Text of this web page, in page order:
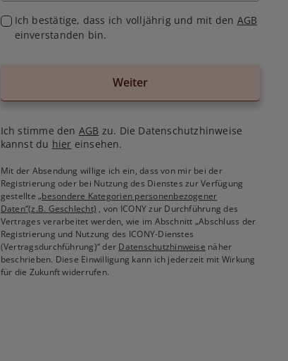
Ich bestätige, dass ich volljährig und mit den AGB
einverstanden bin.
Weiter
Ich stimme den AGB zu. Die Datenschutzhinweise
kannst du hier einsehen.
Mit der Absendung willige ich ein, dass von mir bei der
Registrierung oder bei Nutzung des Dienstes zur Verfügung
gestellte„besondere Kategorien personenbezogener
Daten“(z.B. Geschlecht) , von ICONY zur Durchführung des
Vertrages verarbeitet werden, wie im Abschnitt „Abschluss der
Registrierung und Nutzung des ICONY-Dienstes
(Vertragsdurchführung)“ der Datenschutzhinweise näher
beschrieben. Diese Einwilligung kann ich jederzeit mit Wirkung
für die Zukunft widerrufen.